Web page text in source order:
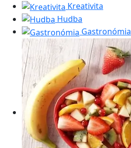
Kreativita
Hudba
Gastronómia